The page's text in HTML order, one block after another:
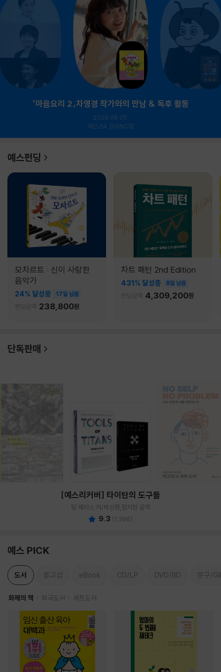
『마음요리 2』차영경 작가와의 만남 & 독후 활동
2026.09.05.
예스24 강서NC점
예스펀딩
모차르트 : 신이 사랑한
음악가
24% 달성중 17일 남음
펀딩금액 238,800원
차트 패턴 2nd Edition
431% 달성중 8일 남음
펀딩금액 4,309,200원
단독판매
[예스리커버] 타이탄의 도구들
팀 페리스 저/박선령,정지현 공역
9.3 (1,396)
예스 PICK
도서 중고샵 eBook CD/LP DVD/BD 문구/
화제의 책 외국도서 세트도서